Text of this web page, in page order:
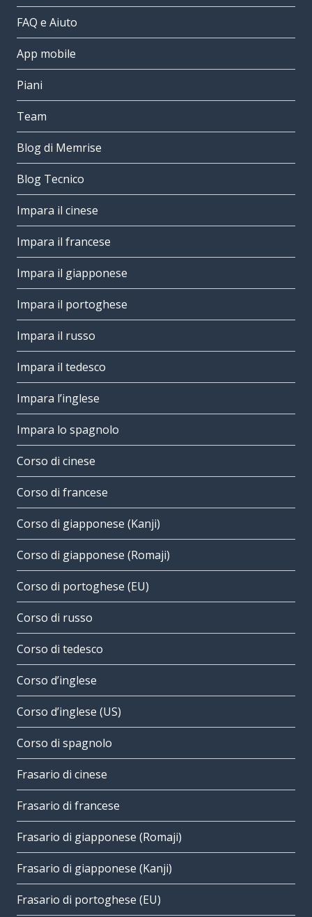
FAQ e Aiuto
App mobile
Piani
Team
Blog di Memrise
Blog Tecnico
Impara il cinese
Impara il francese
Impara il giapponese
Impara il portoghese
Impara il russo
Impara il tedesco
Impara l’inglese
Impara lo spagnolo
Corso di cinese
Corso di francese
Corso di giapponese (Kanji)
Corso di giapponese (Romaji)
Corso di portoghese (EU)
Corso di russo
Corso di tedesco
Corso d’inglese
Corso d’inglese (US)
Corso di spagnolo
Frasario di cinese
Frasario di francese
Frasario di giapponese (Romaji)
Frasario di giapponese (Kanji)
Frasario di portoghese (EU)